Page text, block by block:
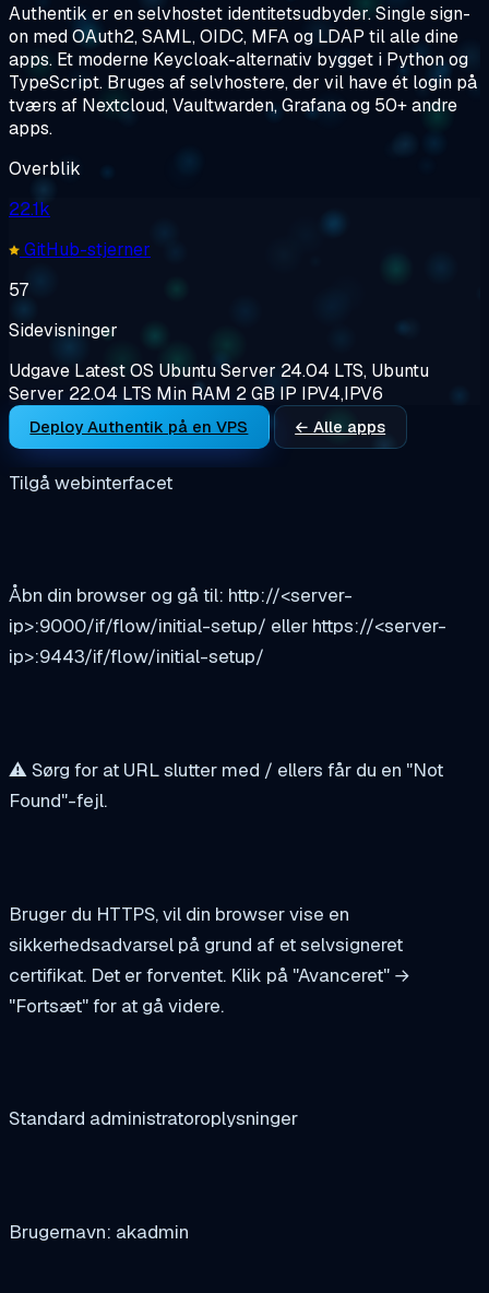
Authentik er en selvhostet identitetsudbyder. Single sign-
on med OAuth2, SAML, OIDC, MFA og LDAP til alle dine
apps. Et moderne Keycloak-alternativ bygget i Python og
TypeScript. Bruges af selvhostere, der vil have ét login på
tværs af Nextcloud, Vaultwarden, Grafana og 50+ andre
apps.
Overblik
22.1k
GitHub-stjerner
57
Sidevisninger
Udgave LatestOS Ubuntu Server 24.04 LTS, Ubuntu
Server 22.04 LTS Min RAM 2 GB IP IPV4,IPV6
Deploy Authentik på en VPS ← Alle apps
Tilgå webinterfacet
Åbn din browser og gå til: http://<server-
ip>:9000/if/flow/initial-setup/ eller https://<server-
ip>:9443/if/flow/initial-setup/
⚠️ Sørg for at URL slutter med / ellers får du en "Not
Found"-fejl.
Bruger du HTTPS, vil din browser vise en
sikkerhedsadvarsel på grund af et selvsigneret
certifikat. Det er forventet. Klik på "Avanceret" →
"Fortsæt" for at gå videre.
Standard administratoroplysninger
Brugernavn: akadmin